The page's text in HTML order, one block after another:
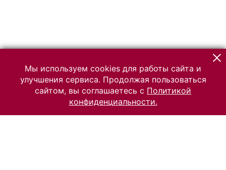
Мы используем cookies для работы сайта и
улучшения сервиса. Продолжая пользоваться
сайтом, вы соглашаетесь с Политикой
конфиденциальности.